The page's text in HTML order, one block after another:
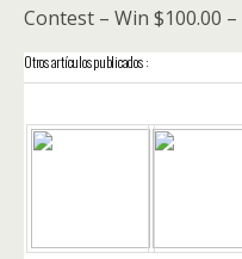
Contest – Win $100.00 –
Otros artículos publicados :